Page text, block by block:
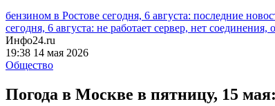
бензином в Ростове сегодня, 6 августа: последние
сегодня, 6 августа: не работает сервер, нет соединения,
Инфо24.ru
19:38 14 мая 2026
Общество
Погода в Москве в пятницу, 15